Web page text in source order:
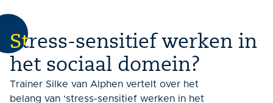
Stress-sensitief werken in
het sociaal domein?
Trainer Silke van Alphen vertelt over het
belang van ‘stress-sensitief werken in het